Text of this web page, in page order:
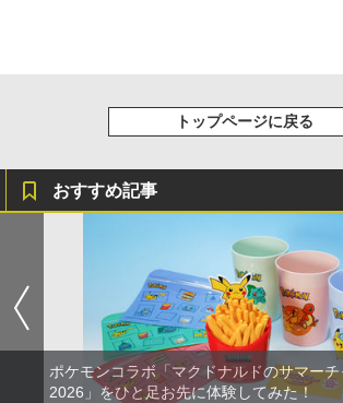
トップページに戻る
おすすめ記事
ポケモンコラボ「マクドナルドのサマー
2026」をひと足お先に体験してみた！